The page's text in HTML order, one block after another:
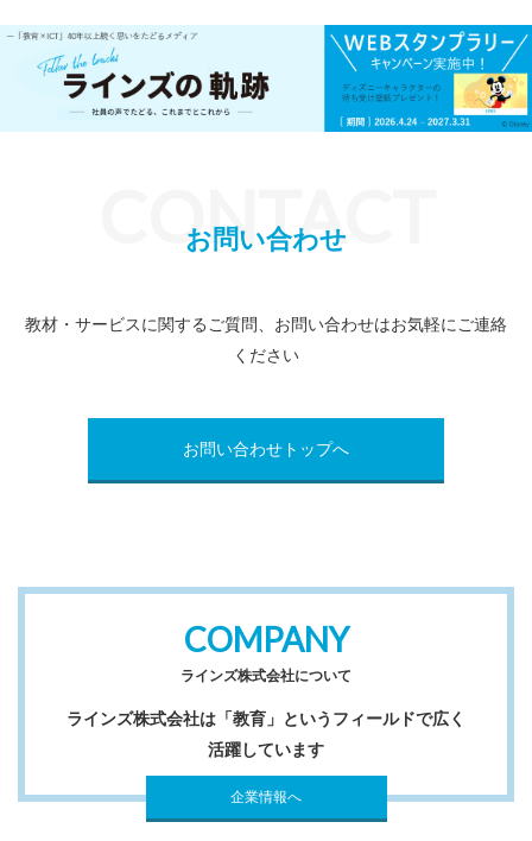
CONTACT
お問い合わせ
教材・サービスに関するご質問、お問い合わせはお気軽にご連絡
ください
お問い合わせトップへ
COMPANY
ラインズ株式会社について
ラインズ株式会社は「教育」というフィールドで広く
活躍しています
企業情報へ